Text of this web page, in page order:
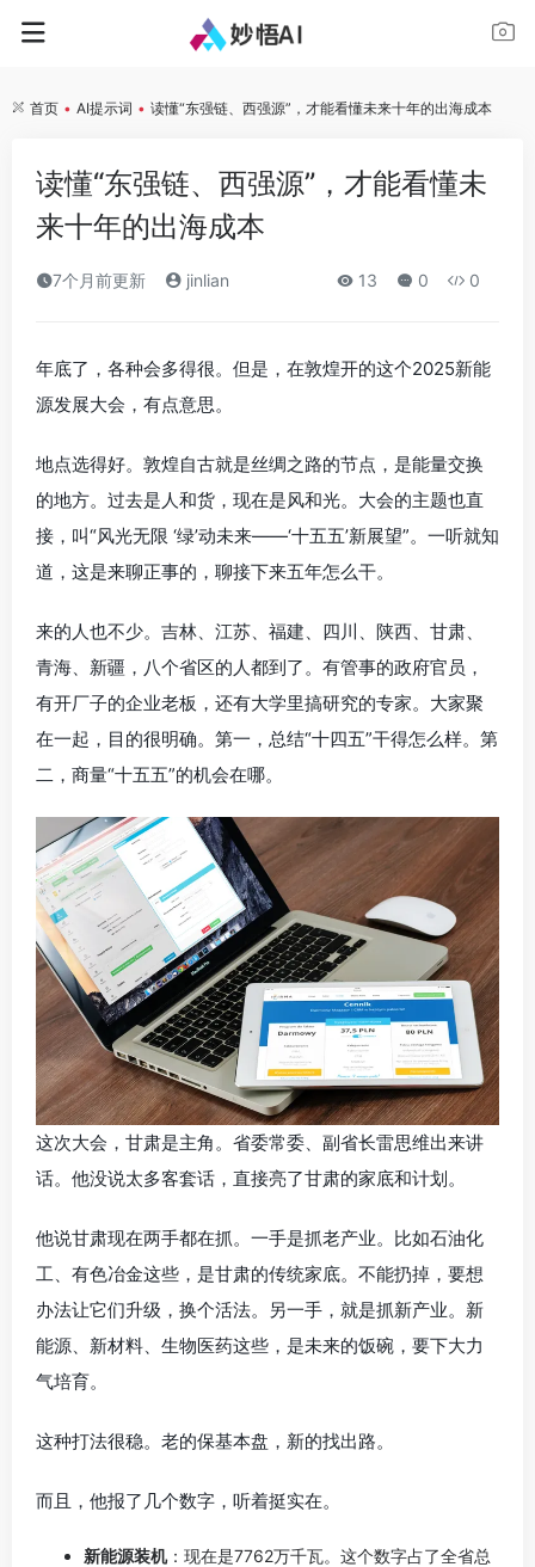
首页 • AI提示词 • 读懂“东强链、西强源”，才能看懂未来十年的出海成本
读懂“东强链、西强源”，才能看懂未
来十年的出海成本
7个月前更新 jinlian 13 0 0
年底了，各种会多得很。但是，在敦煌开的这个2025新能
源发展大会，有点意思。
地点选得好。敦煌自古就是丝绸之路的节点，是能量交换
的地方。过去是人和货，现在是风和光。大会的主题也直
接，叫“风光无限 ‘绿’动未来——‘十五五’新展望”。一听就知
道，这是来聊正事的，聊接下来五年怎么干。
来的人也不少。吉林、江苏、福建、四川、陕西、甘肃、
青海、新疆，八个省区的人都到了。有管事的政府官员，
有开厂子的企业老板，还有大学里搞研究的专家。大家聚
在一起，目的很明确。第一，总结“十四五”干得怎么样。第
二，商量“十五五”的机会在哪。
这次大会，甘肃是主角。省委常委、副省长雷思维出来讲
话。他没说太多客套话，直接亮了甘肃的家底和计划。
他说甘肃现在两手都在抓。一手是抓老产业。比如石油化
工、有色冶金这些，是甘肃的传统家底。不能扔掉，要想
办法让它们升级，换个活法。另一手，就是抓新产业。新
能源、新材料、生物医药这些，是未来的饭碗，要下大力
气培育。
这种打法很稳。老的保基本盘，新的找出路。
而且，他报了几个数字，听着挺实在。
新能源装机：现在是7762万千瓦。这个数字占了全省总